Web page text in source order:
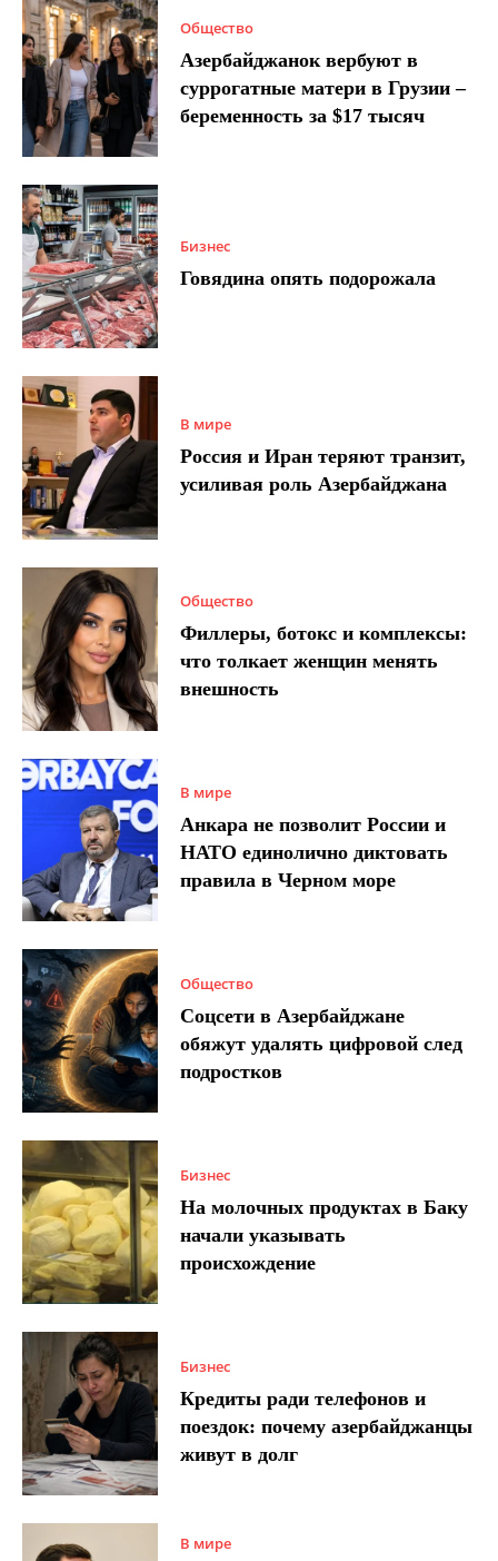
Общество
Азербайджанок вербуют в
суррогатные матери в Грузии –
беременность за $17 тысяч
Бизнес
Говядина опять подорожала
В мире
Россия и Иран теряют транзит,
усиливая роль Азербайджана
Общество
Филлеры, ботокс и комплексы:
что толкает женщин менять
внешность
В мире
Анкара не позволит России и
НАТО единолично диктовать
правила в Черном море
Общество
Соцсети в Азербайджане
обяжут удалять цифровой след
подростков
Бизнес
На молочных продуктах в Баку
начали указывать
происхождение
Бизнес
Кредиты ради телефонов и
поездок: почему азербайджанцы
живут в долг
В мире